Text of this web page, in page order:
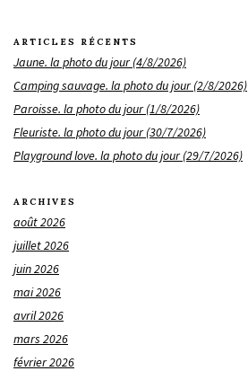
ARTICLES RÉCENTS
Jaune. la photo du jour (4/8/2026)
Camping sauvage. la photo du jour (2/8/2026)
Paroisse. la photo du jour (1/8/2026)
Fleuriste. la photo du jour (30/7/2026)
Playground love. la photo du jour (29/7/2026)
ARCHIVES
août 2026
juillet 2026
juin 2026
mai 2026
avril 2026
mars 2026
février 2026